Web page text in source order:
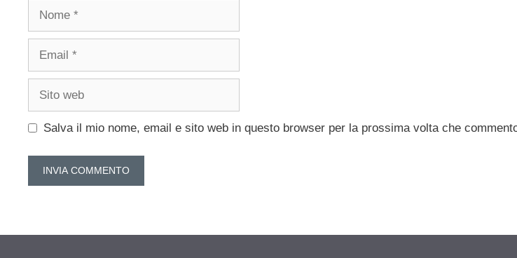
Nome
Email
Sito
Salva il mio nome, email e sito web in questo browser per la prossima volta che